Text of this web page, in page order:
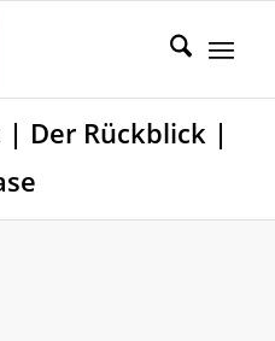
| Der Rückblick |